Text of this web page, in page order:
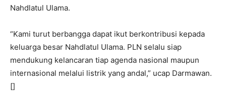
Nahdlatul Ulama.
“Kami turut berbangga dapat ikut berkontribusi kepada
keluarga besar Nahdlatul Ulama. PLN selalu siap
mendukung kelancaran tiap agenda nasional maupun
internasional melalui listrik yang andal,” ucap Darmawan.
[]